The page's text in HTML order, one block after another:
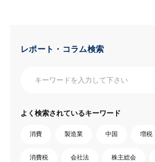
レポート・コラム検索
よく検索されているキーワード
消費 製造業 中国 増税
消費税 会社法 株主総会